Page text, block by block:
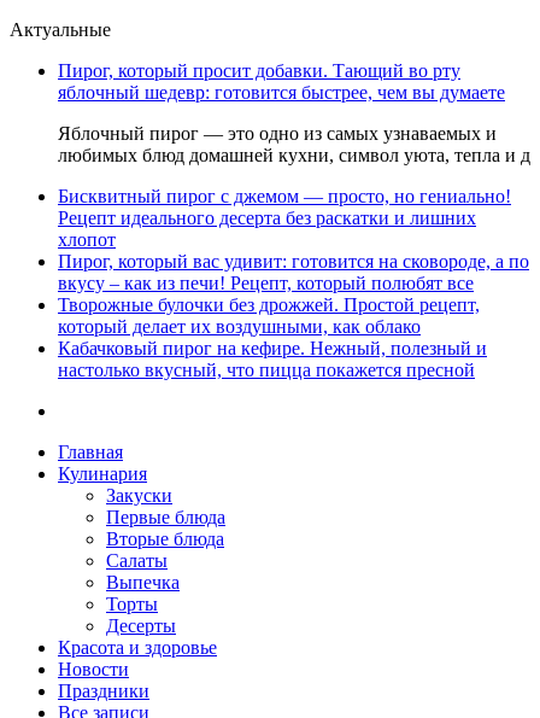
Актуальные
Пирог, который просит добавки. Тающий во рту
яблочный шедевр: готовится быстрее, чем вы думаете
Яблочный пирог — это одно из самых узнаваемых и
любимых блюд домашней кухни, символ уюта, тепла и д
Бисквитный пирог с джемом — просто, но гениально!
Рецепт идеального десерта без раскатки и лишних
хлопот
Пирог, который вас удивит: готовится на сковороде, а по
вкусу – как из печи! Рецепт, который полюбят все
Творожные булочки без дрожжей. Простой рецепт,
который делает их воздушными, как облако
Кабачковый пирог на кефире. Нежный, полезный и
настолько вкусный, что пицца покажется пресной
Главная
Кулинария
Закуски
Первые блюда
Вторые блюда
Салаты
Выпечка
Торты
Десерты
Красота и здоровье
Новости
Праздники
Все записи